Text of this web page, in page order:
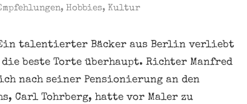
, Hobbies, Kultur
Ein talentierter Bäcker aus Berlin verliebt
beste Torte überhaupt. Richter Manfred
nach seiner Pensionierung an den
Carl Tohrberg, hatte vor Maler zu